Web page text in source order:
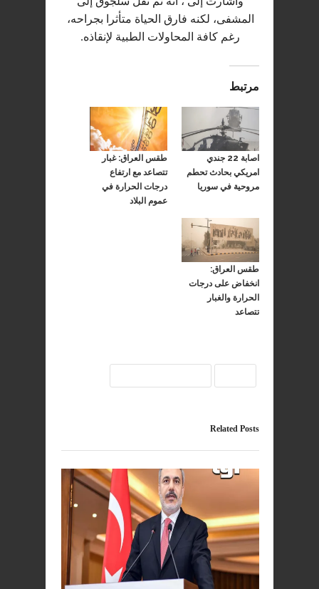
المشفى، لكنه فارق الحياة متأثرا بجراحه،
رغم كافة المحاولات الطبية لإنقاذه.
مرتبط
اصابة 22 جندي
امريكي بحادث تحطم
مروحية في سوريا
طقس العراق: غبار
تتصاعد مع ارتفاع
درجات الحرارة في
عموم البلاد
طقس العراق:
انخفاض على درجات
الحرارة والغبار
تتصاعد
Related Posts